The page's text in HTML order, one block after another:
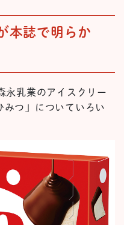
本誌で明らか
永乳業のアイスクリー
みつ」についていろい